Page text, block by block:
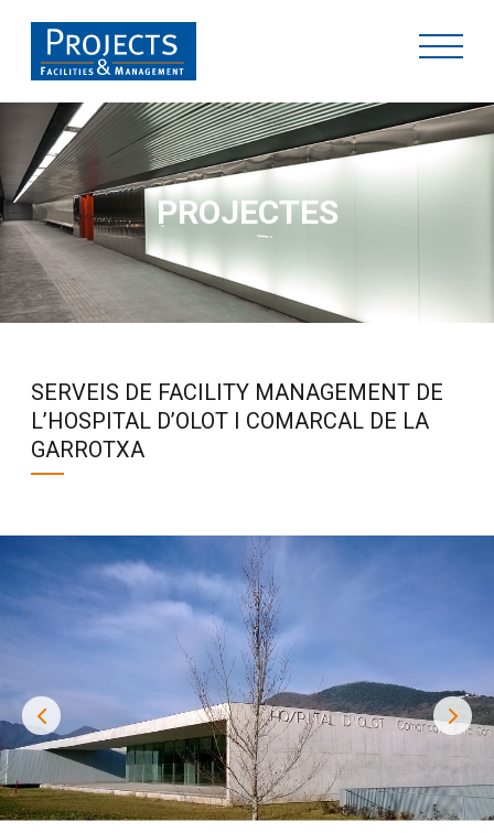
PROJECTES
SERVEIS DE FACILITY MANAGEMENT DE
L’HOSPITAL D’OLOT I COMARCAL DE LA
GARROTXA